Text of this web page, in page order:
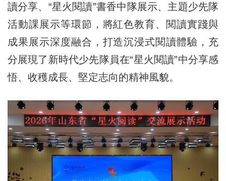
讀分享、“星火閱讀”書香中隊展示、主題少先隊
活動課展示等環節，將紅色教育、閱讀實踐與
成果展示深度融合，打造沉浸式閱讀體驗，充
分展現了新時代少先隊員在“星火閱讀”中分享感
悟、收穫成長、堅定志向的精神風貌。